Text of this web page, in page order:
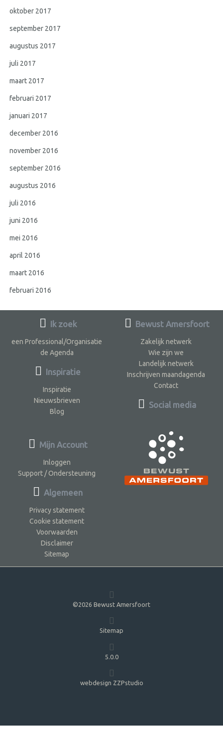
oktober 2017
september 2017
augustus 2017
juli 2017
maart 2017
februari 2017
januari 2017
december 2016
november 2016
september 2016
augustus 2016
juli 2016
juni 2016
mei 2016
april 2016
maart 2016
februari 2016
Ik zoek
een Professional/Organisatie
de Agenda
Inspiratie
Inspiratie
Nieuwsbrieven
Blog
Bewust Amersfoort
Zakelijk netwerk
Wie zijn we
Landelijk netwerk
Inschrijven maandagenda
Contact
Social media
Mijn Account
Inloggen
Support / Ondersteuning
Algemeen
Privacy statement
Cookie statement
Voorwaarden
Disclaimer
Sitemap
©2026 Bewust Amersfoort
Sitemap
5.0.0
webdesign ZZPstudio